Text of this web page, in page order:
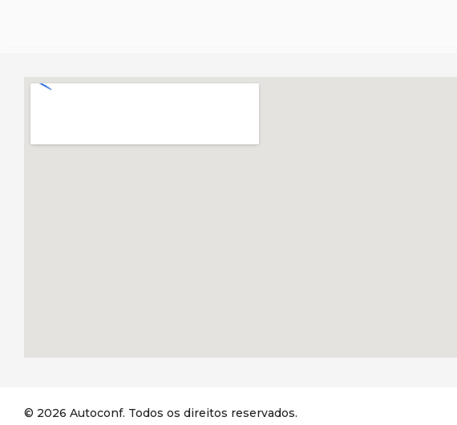
© 2026 Autoconf. Todos os direitos reservados.